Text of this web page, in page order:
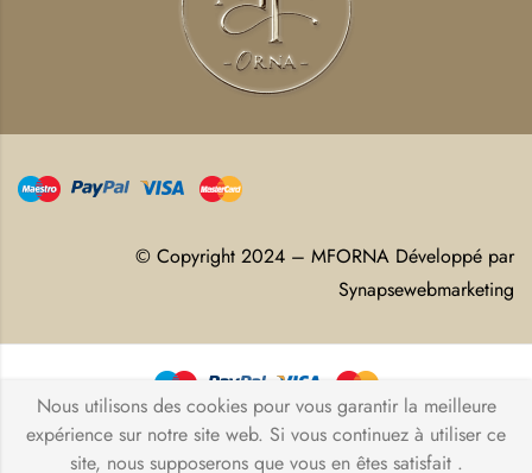
© Copyright 2024 – MFORNA Développé par
Synapsewebmarketing
© Copyright 2026 – MFORNA Développé par
Synapsewebmarketing
Nous utilisons des cookies pour vous garantir la meilleure
expérience sur notre site web. Si vous continuez à utiliser ce
site, nous supposerons que vous en êtes satisfait .